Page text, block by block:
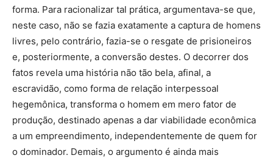
forma. Para racionalizar tal prática, argumentava-se que,
neste caso, não se fazia exatamente a captura de homens
livres, pelo contrário, fazia-se o resgate de prisioneiros
e, posteriormente, a conversão destes. O decorrer dos
fatos revela uma história não tão bela, afinal, a
escravidão, como forma de relação interpessoal
hegemônica, transforma o homem em mero fator de
produção, destinado apenas a dar viabilidade econômica
a um empreendimento, independentemente de quem for
o dominador. Demais, o argumento é ainda mais